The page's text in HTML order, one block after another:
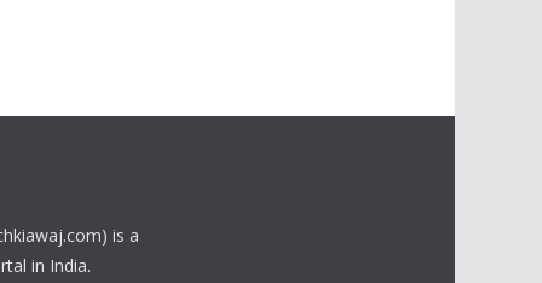
is a
in India.